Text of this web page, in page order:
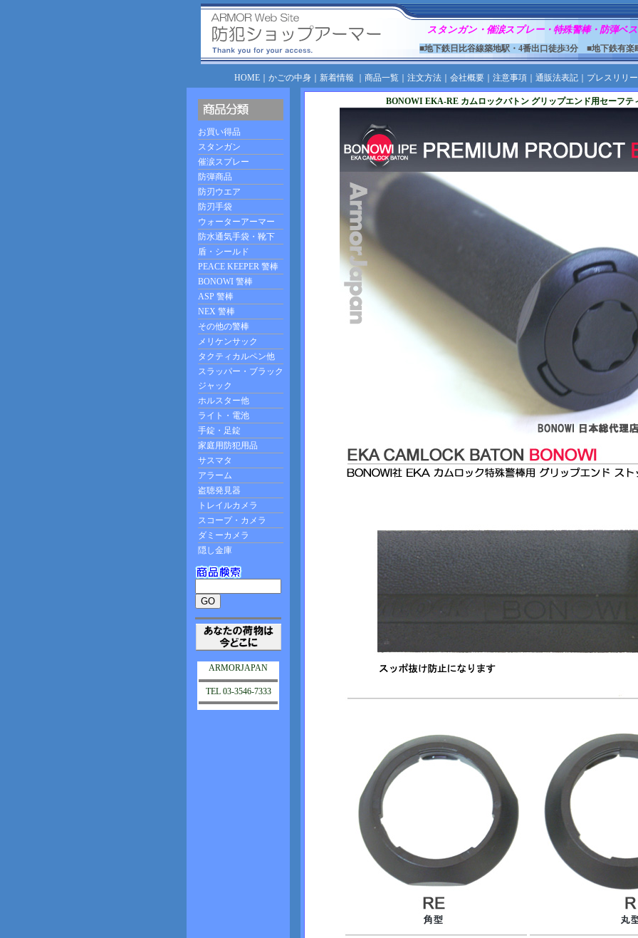
スタンガン・催涙スプレー・特殊警棒・防弾ベ
■地下鉄日比谷線築地駅・4番出口徒歩3分 ■地下鉄有楽
HOME｜ かごの中身｜ 新着情報 商品一覧｜ 注文方法｜ 会社概要｜ 注意事項｜ 通販法表記｜ プレスリリ
ARMORJAPAN
TEL 03-3546-7333
BONOWI EKA-RE カムロックバトン グリップエンド用セーフテ